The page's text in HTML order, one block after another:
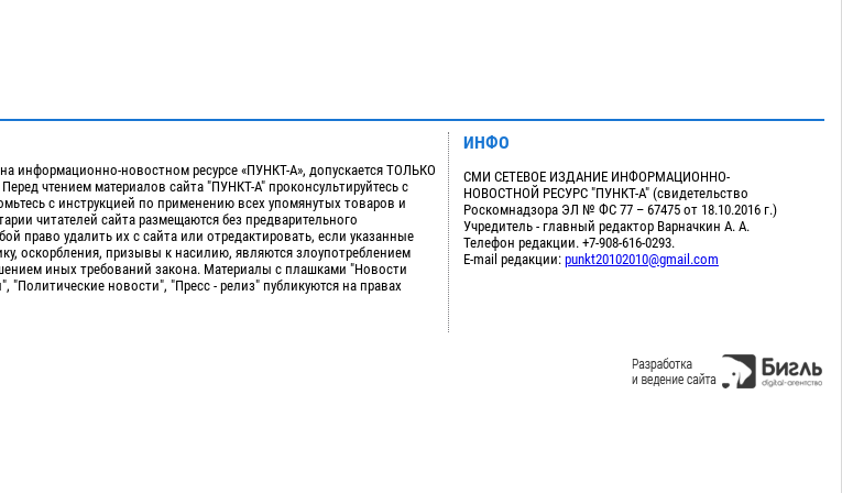
информационно-новостном ресурсе «ПУНКТ-А», допускается ТОЛЬКО
чтением материалов сайта "ПУНКТ-А" проконсультируйтесь с
с инструкцией по применению всех упомянутых товаров и
читателей сайта размещаются без предварительного
право удалить их с сайта или отредактировать, если указанные
оскорбления, призывы к насилию, являются злоупотреблением
иных требований закона. Материалы с плашками "Новости
"Политические новости", "Пресс - релиз" публикуются на правах
ИНФО
СМИ СЕТЕВОЕ ИЗДАНИЕ ИНФОРМАЦИОННО-
НОВОСТНОЙ РЕСУРС "ПУНКТ-А" (свидетельство
Роскомнадзора ЭЛ № ФС 77 – 67475 от 18.10.2016 г.)
Учредитель - главный редактор Варначкин А. А.
Телефон редакции. +7-908-616-0293.
E-mail редакции: punkt20102010@gmail.com